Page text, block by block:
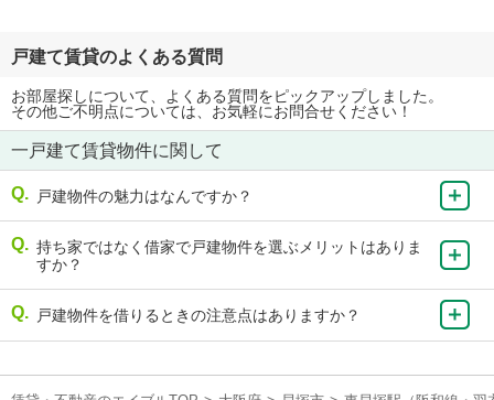
戸建て賃貸のよくある質問
お部屋探しについて、よくある質問をピックアップしました。
その他ご不明点については、お気軽にお問合せください！
一戸建て賃貸物件に関して
戸建物件の魅力はなんですか？
持ち家ではなく借家で戸建物件を選ぶメリットはありま
すか？
戸建物件を借りるときの注意点はありますか？